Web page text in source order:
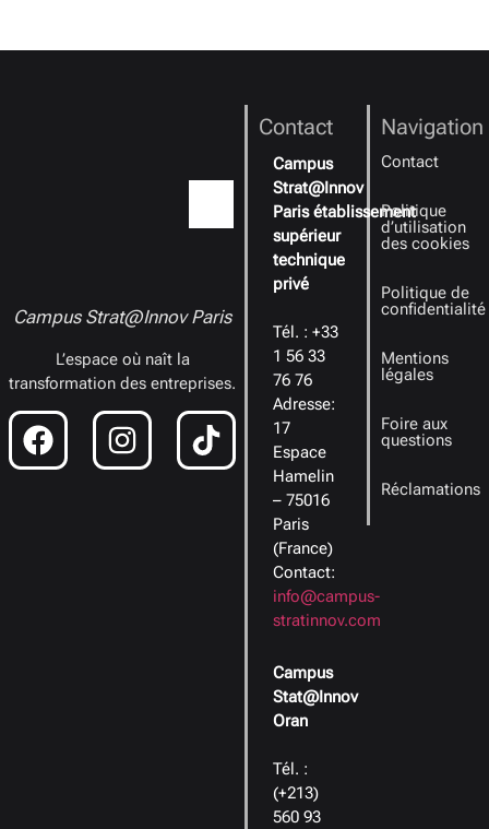
Campus Strat@Innov Paris
L’espace où naît la
transformation des entreprises.
Contact
Campus
Strat@Innov
Paris établissement
supérieur
technique
privé
Tél. : +33
1 56 33
76 76
Adresse:
17
Espace
Hamelin
– 75016
Paris
(France)
Contact:
info@campus-
stratinnov.com
Campus
Stat@Innov
Oran
Tél. :
(+213)
560 93
Navigation
Contact
Politique
d’utilisation
des cookies
Politique de
confidentialité
Mentions
légales
Foire aux
questions
Réclamations